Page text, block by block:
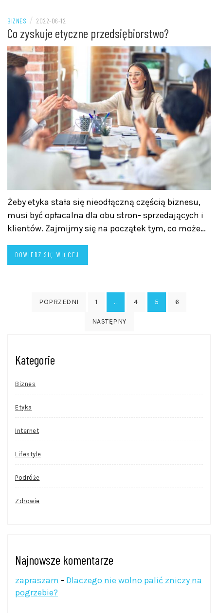
BIZNES / 2022-06-12
Co zyskuje etyczne przedsiębiorstwo?
Żeby etyka stała się nieodłączną częścią biznesu,
musi być opłacalna dla obu stron- sprzedających i
klientów. Zajmijmy się na początek tym, co może…
DOWIEDZ SIĘ WIĘCEJ
StronicowaniePOPRZEDNI 1 … 4 5 6
NASTĘPNY
Kategorie
Biznes
Etyka
Internet
Lifestyle
Podróże
Zdrowie
Najnowsze komentarze
zapraszam - Dlaczego nie wolno palić zniczy na
pogrzebie?